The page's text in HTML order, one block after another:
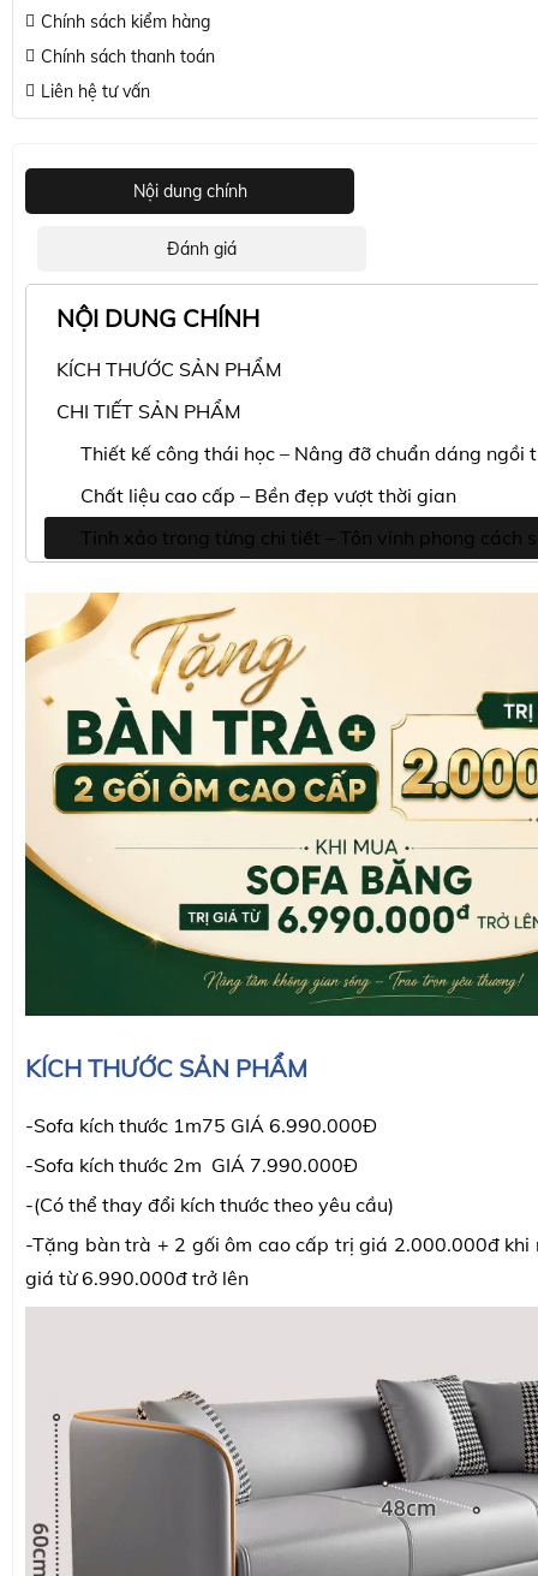
Chính sách kiểm hàng
Chính sách thanh toán
Liên hệ tư vấn
Nội dung chính
Đánh giá
NỘI DUNG CHÍNH
KÍCH THƯỚC SẢN PHẨM
CHI TIẾT SẢN PHẨM
Thiết kế công thái học – Nâng đỡ chuẩn dáng ngồi
Chất liệu cao cấp – Bền đẹp vượt thời gian
Tinh xảo trong từng chi tiết – Tôn vinh phong cách
KÍCH THƯỚC SẢN PHẨM
-Sofa kích thước 1m75 GIÁ 6.990.000Đ
-Sofa kích thước 2m GIÁ 7.990.000Đ
-(Có thể thay đổi kích thước theo yêu cầu)
-Tặng bàn trà + 2 gối ôm cao cấp trị giá 2.000.000đ khi
giá từ 6.990.000đ trở lên